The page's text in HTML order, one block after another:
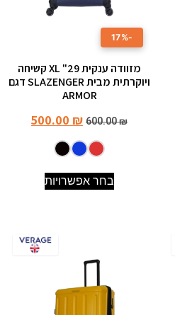
-17%
מזוודה ענקית 29" XL קשיחה
ויוקרתית מבית SLAZENGER דגם
ARMOR
600.00₪
500.00 ₪
בחר אפשרויות